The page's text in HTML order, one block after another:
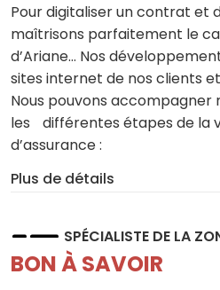
Pour digitaliser un contrat et
maîtrisons parfaitement le
d’Ariane… Nos
sites internet de nos clients
Nous pouvons accompagner
les différentes étapes de la
d’assurance :
Plus de détails
SPÉCIALISTE DE LA
BON À SAVOIR